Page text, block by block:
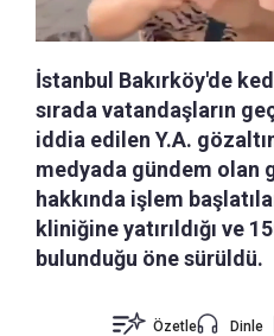
İstanbul Bakırköy'de
sırada vatandaşların
iddia edilen Y.A.
medyada gündem olan
hakkında işlem
kliniğine yatırıldığı ve
bulunduğu öne sürüldü.
Özetle Dinle